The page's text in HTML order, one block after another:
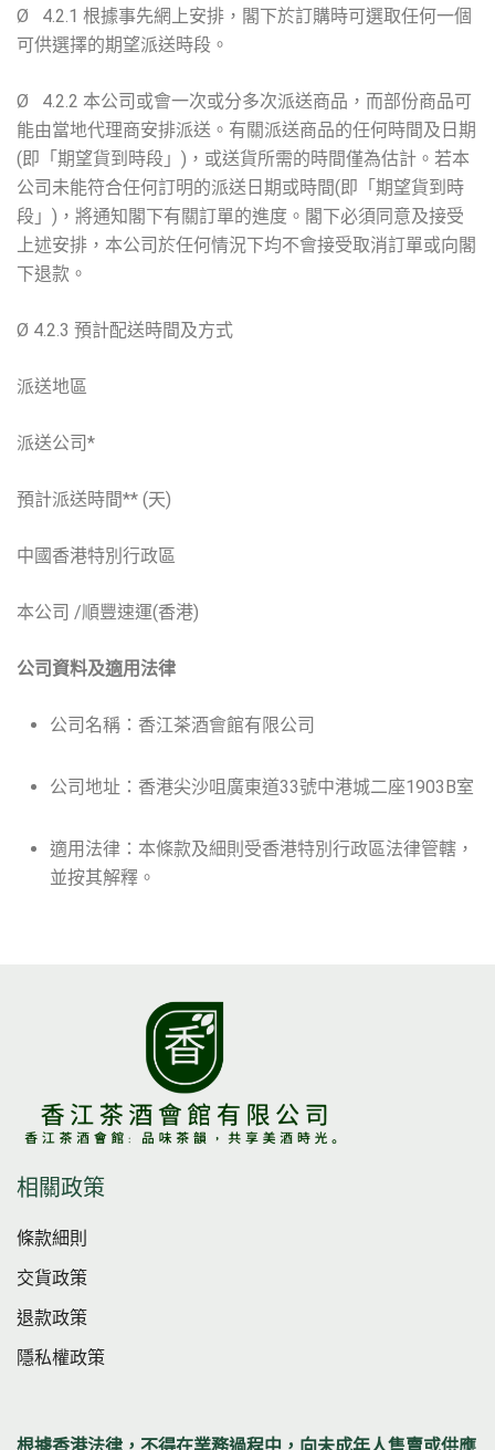
Ø 4.2.1 根據事先網上安排，閣下於訂購時可選取任何一個
可供選擇的期望派送時段。
Ø 4.2.2 本公司或會一次或分多次派送商品，而部份商品可
能由當地代理商安排派送。有關派送商品的任何時間及日期
(即「期望貨到時段」)，或送貨所需的時間僅為估計。若本
公司未能符合任何訂明的派送日期或時間(即「期望貨到時
段」)，將通知閣下有關訂單的進度。閣下必須同意及接受
上述安排，本公司於任何情況下均不會接受取消訂單或向閣
下退款。
Ø 4.2.3 預計配送時間及方式
派送地區
派送公司*
預計派送時間** (天)
中國香港特別行政區
本公司 /順豐速運(香港)
公司資料及適用法律
公司名稱：香江茶酒會館有限公司
公司地址：香港尖沙咀廣東道33號中港城二座1903B室
適用法律：本條款及細則受香港特別行政區法律管轄，
並按其解釋。
相關政策
條款細則
交貨政策
退款政策
隱私權政策